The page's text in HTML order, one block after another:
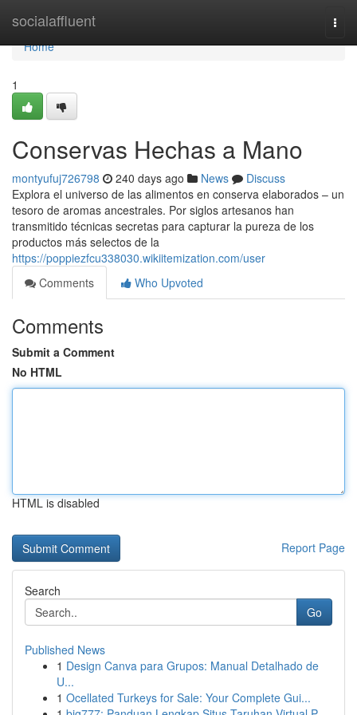
socialaffluent
Home
Home
1
Conservas Hechas a Mano
montyufuj726798 240 days ago News
Discuss
Explora el universo de las alimentos en conserva elaborados – un
tesoro de aromas ancestrales. Por siglos artesanos han
transmitido técnicas secretas para capturar la pureza de los
productos más selectos de la
https://poppiezfcu338030.wikiitemization.com/user
Comments
Who Upvoted
Comments
Submit a Comment
No HTML
HTML is disabled
Report Page
Search
Go
Published News
1 Design Canva para Grupos: Manual Detalhado de
U...
1 Ocellated Turkeys for Sale: Your Complete Gui...